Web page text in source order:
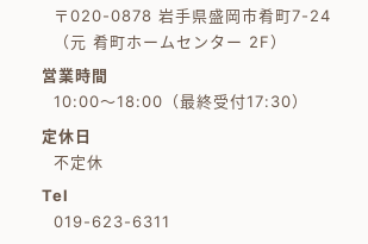
〒020-0878 岩手県盛岡市肴町7-24
（元 肴町ホームセンター 2F）
営業時間
10:00～18:00（最終受付17:30）
定休日
不定休
Tel
019-623-6311